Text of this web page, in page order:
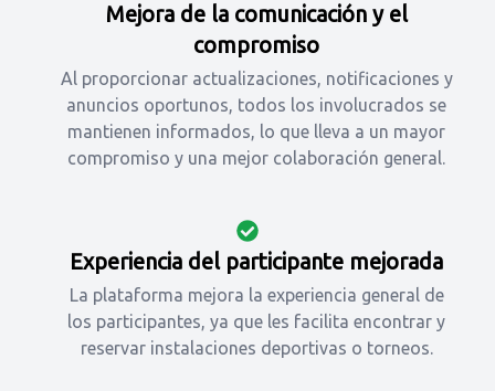
Mejora de la comunicación y el
compromiso
Al proporcionar actualizaciones, notificaciones y
anuncios oportunos, todos los involucrados se
mantienen informados, lo que lleva a un mayor
compromiso y una mejor colaboración general.
Experiencia del participante mejorada
La plataforma mejora la experiencia general de
los participantes, ya que les facilita encontrar y
reservar instalaciones deportivas o torneos.